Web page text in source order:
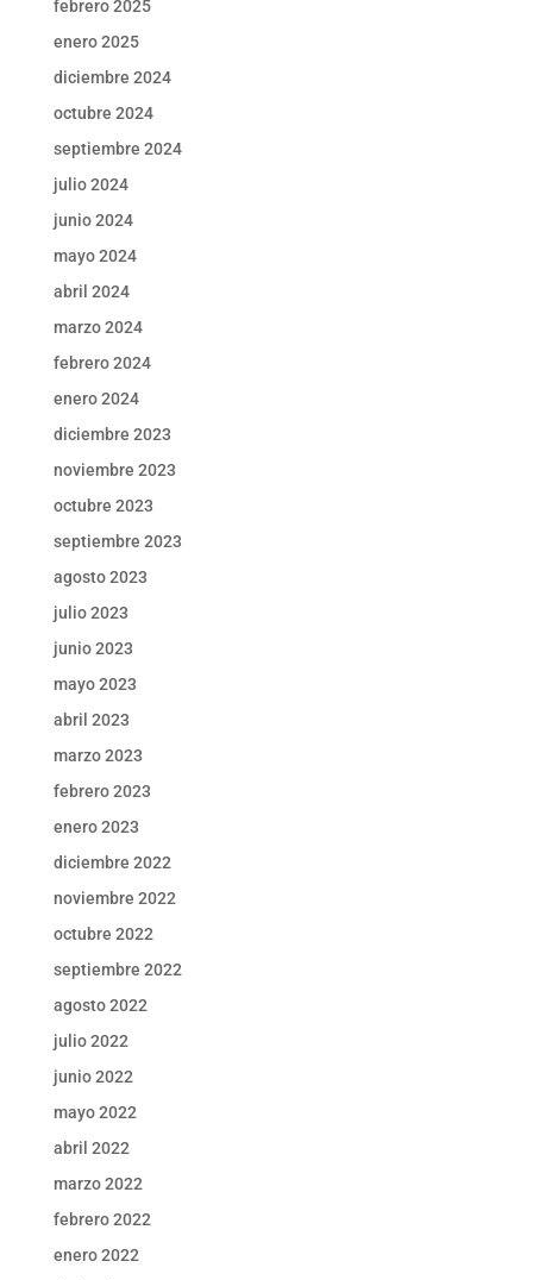
febrero 2025
enero 2025
diciembre 2024
octubre 2024
septiembre 2024
julio 2024
junio 2024
mayo 2024
abril 2024
marzo 2024
febrero 2024
enero 2024
diciembre 2023
noviembre 2023
octubre 2023
septiembre 2023
agosto 2023
julio 2023
junio 2023
mayo 2023
abril 2023
marzo 2023
febrero 2023
enero 2023
diciembre 2022
noviembre 2022
octubre 2022
septiembre 2022
agosto 2022
julio 2022
junio 2022
mayo 2022
abril 2022
marzo 2022
febrero 2022
enero 2022